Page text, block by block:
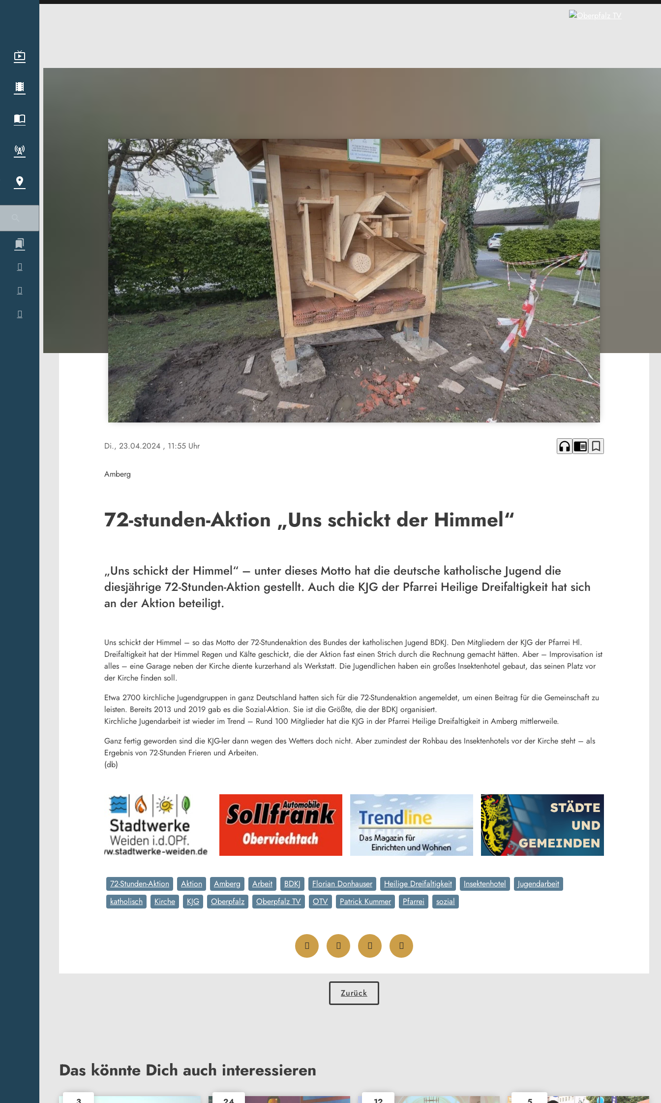
Di., 23.04.2024 , 11:55 Uhr headphones chrome_reader_mode bookmark_border
Amberg
72-stunden-Aktion „Uns schickt der Himmel“
„Uns schickt der Himmel“ – unter dieses Motto hat die deutsche katholische Jugend die
diesjährige 72-Stunden-Aktion gestellt. Auch die KJG der Pfarrei Heilige Dreifaltigkeit hat sich
an der Aktion beteiligt.
Uns schickt der Himmel – so das Motto der 72-Stundenaktion des Bundes der katholischen Jugend BDKJ. Den Mitgliedern der KJG der Pfarrei Hl.
Dreifaltigkeit hat der Himmel Regen und Kälte geschickt, die der Aktion fast einen Strich durch die Rechnung gemacht hätten. Aber – Improvisation ist
alles – eine Garage neben der Kirche diente kurzerhand als Werkstatt. Die Jugendlichen haben ein großes Insektenhotel gebaut, das seinen Platz vor
der Kirche finden soll.
Etwa 2700 kirchliche Jugendgruppen in ganz Deutschland hatten sich für die 72-Stundenaktion angemeldet, um einen Beitrag für die Gemeinschaft zu
leisten. Bereits 2013 und 2019 gab es die Sozial-Aktion. Sie ist die Größte, die der BDKJ organisiert.
Kirchliche Jugendarbeit ist wieder im Trend – Rund 100 Mitglieder hat die KJG in der Pfarrei Heilige Dreifaltigkeit in Amberg mittlerweile.
Ganz fertig geworden sind die KJG-ler dann wegen des Wetters doch nicht. Aber zumindest der Rohbau des Insektenhotels vor der Kirche steht – als
Ergebnis von 72-Stunden Frieren und Arbeiten.
(db)
72-Stunden-Aktion Aktion Amberg Arbeit BDKJ Florian Donhauser Heilige Dreifaltigkeit Insektenhotel
Jugendarbeit
katholisch
Kirche KJG Oberpfalz Oberpfalz TV OTV Patrick Kummer Pfarrei sozial
Zurück
Das könnte Dich auch interessieren